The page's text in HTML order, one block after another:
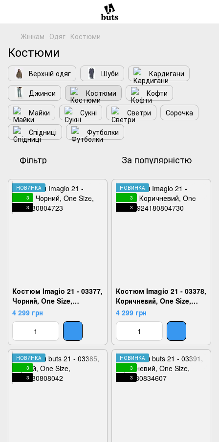
Жінкам Одяг Костюми
Костюми
Верхній одяг Шуби
Кардигани
Джинси
Костюми
Кофти
Майки
Сукні Светри
Сорочка
Спідниці
Футболки
Фільтр За популярністю
НОВИНКА
3
3
Костюм Imagio 21 - 03377,
Чорний, One Size,
2924180804723
4 299 грн
НОВИНКА
3
3
Костюм Imagio 21 - 03378,
Коричневий, One Size,
2924180804730
4 299 грн
НОВИНКА
3
3
НОВИНКА
3
3